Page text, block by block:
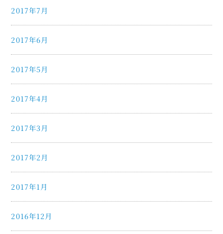
2017年7月
2017年6月
2017年5月
2017年4月
2017年3月
2017年2月
2017年1月
2016年12月